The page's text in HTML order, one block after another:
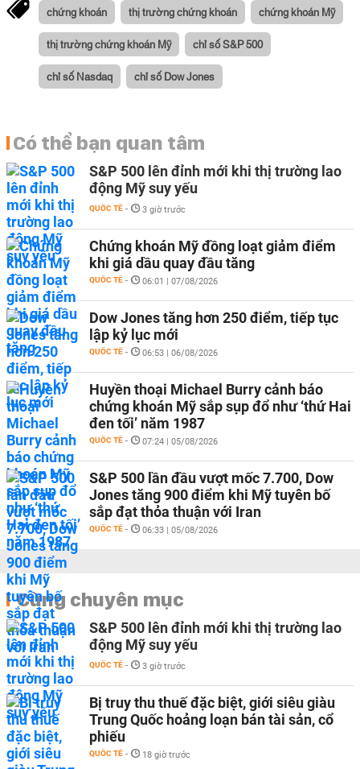
chứng khoán thị trường chứng khoán chứng khoán Mỹ
thị trường chứng khoán Mỹ chỉ số S&P 500
chỉ số Nasdaq chỉ số Dow Jones
Có thể bạn quan tâm
S&P 500 lên đỉnh mới khi thị trường lao
động Mỹ suy yếu
QUỐC TẾ - 3 giờ trước
Chứng khoán Mỹ đồng loạt giảm điểm
khi giá dầu quay đầu tăng
QUỐC TẾ - 06:01 | 07/08/2026
Dow Jones tăng hơn 250 điểm, tiếp tục
lập kỷ lục mới
QUỐC TẾ - 06:53 | 06/08/2026
Huyền thoại Michael Burry cảnh báo
chứng khoán Mỹ sắp sụp đổ như ‘thứ Hai
đen tối’ năm 1987
QUỐC TẾ - 07:24 | 05/08/2026
S&P 500 lần đầu vượt mốc 7.700, Dow
Jones tăng 900 điểm khi Mỹ tuyên bố
sắp đạt thỏa thuận với Iran
QUỐC TẾ - 06:33 | 05/08/2026
Cùng chuyên mục
S&P 500 lên đỉnh mới khi thị trường lao
động Mỹ suy yếu
QUỐC TẾ - 3 giờ trước
Bị truy thu thuế đặc biệt, giới siêu giàu
Trung Quốc hoảng loạn bán tài sản, cổ
phiếu
QUỐC TẾ - 18 giờ trước